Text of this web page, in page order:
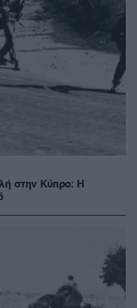
στην Κύπρο: Η